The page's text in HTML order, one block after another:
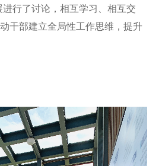
进行了讨论，相互学习、相互交
干部建立全局性工作思维，提升